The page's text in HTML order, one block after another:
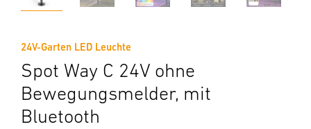
24V-Garten LED Leuchte
Spot Way C 24V ohne
Bewegungsmelder, mit
Bluetooth